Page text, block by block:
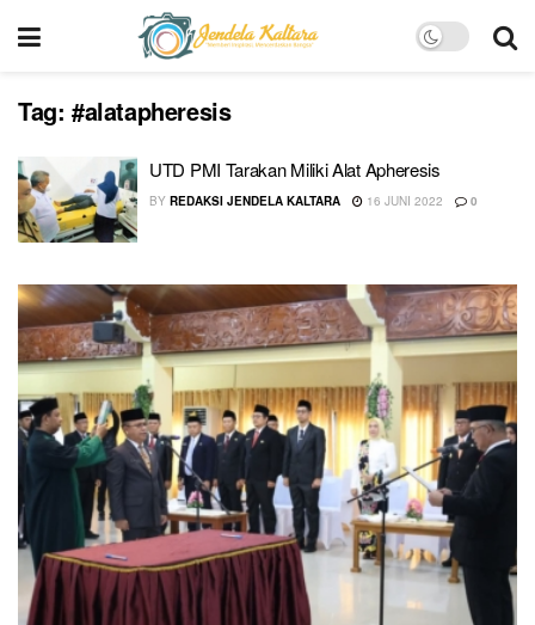
Tag: #alatapheresis
UTD PMI Tarakan Miliki Alat Apheresis
BY REDAKSI JENDELA KALTARA 16 JUNI 2022 0